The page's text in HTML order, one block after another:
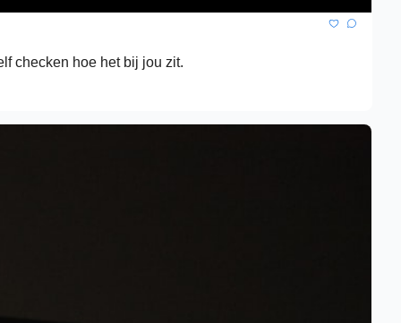
checken hoe het bij jou zit.